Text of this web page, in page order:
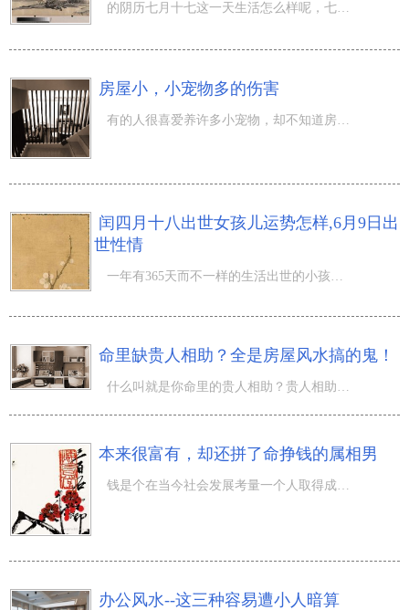
的阴历七月十七这一天生活怎么样呢，七月十七这一天出世的男孩儿是啥命？七月又被称为“兰月”，那是由于很
房屋小，小宠物多的伤害
有的人很喜爱养许多小宠物，却不知道房屋...
闰四月十八出世女孩儿运势怎样,6月9日出
世性情
一年有365天而不一样的生活出世的小孩隶属八字命局不一样，那麼闰四月十八出世女孩儿运势怎样,6月9日出世性
命里缺贵人相助？全是房屋风水搞的鬼！
什么叫就是你命里的贵人相助？贵人相助就是说能在重要的那时候协助你、能够助你解决低潮期、给你更上一层的
本来很富有，却还拼了命挣钱的属相男
钱是个在当今社会发展考量一个人取得成功是否的规范之一，在大家看一个人是不是取得成功的情况下，都会看他
办公风水--这三种容易遭小人暗算